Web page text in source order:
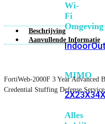
Wi-
Fi
Omgeving
Indoor
MIMO
2X23X3
Alles
Beschrijving
Aanvullende Informatie
FortiWeb-2000F 3 Year Advanced
Credential Stuffing Defense